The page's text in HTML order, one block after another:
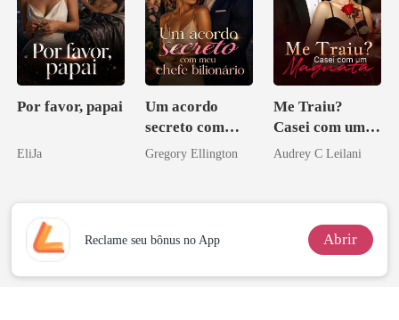
Por favor, papai
EliJa
Um acordo
secreto com
meu chefe
Gregory Ellington
Me Traiu?
Casei com um
Magnata
Audrey C Leilani
Reclame seu bônus no App Abrir